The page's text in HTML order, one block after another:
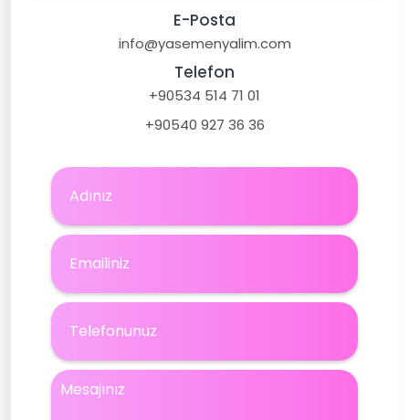
E-Posta
info@yasemenyalim.com
Telefon
+90534 514 71 01
+90540 927 36 36